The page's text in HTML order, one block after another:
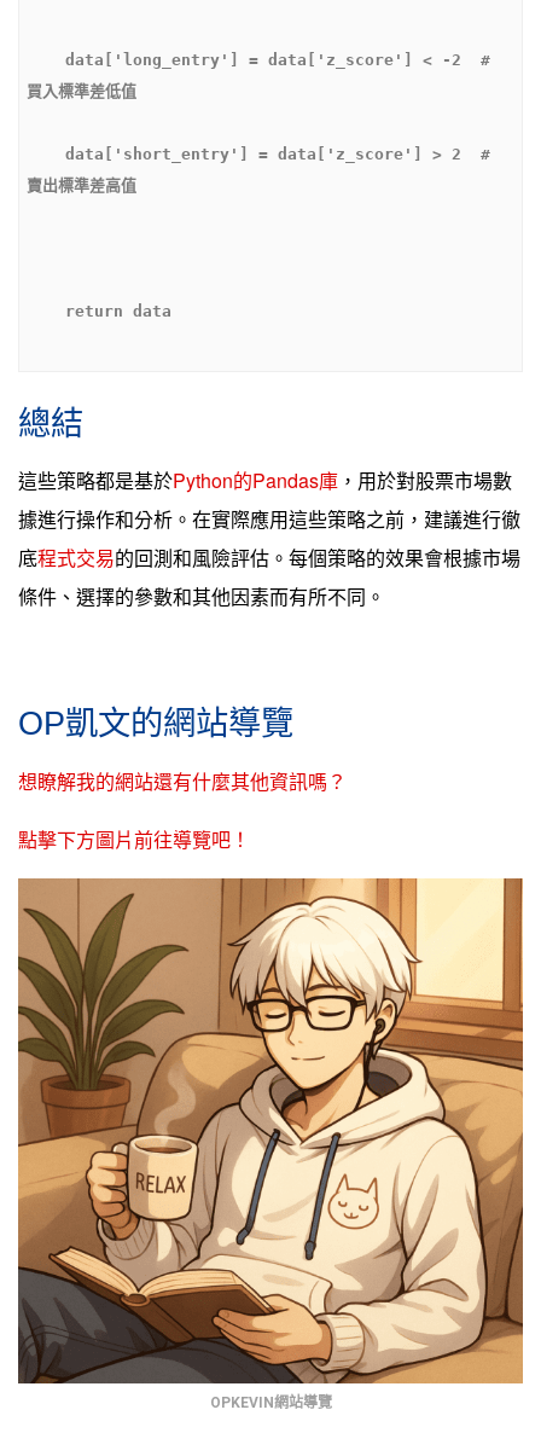
    data['long_entry'] = data['z_score'] < -2  #
    data['short_entry'] = data['z_score'] > 2  #
總結
這些策略都是基於Python的Pandas庫 ，用於對股票市場數
據進行操作和分析。在實際應用這些策略之前，建議進行徹
底程式交易的回測和風險評估。每個策略的效果會根據市場
條件、選擇的參數和其他因素而有所不同。
OP凱文的網站導覽
想瞭解我的網站還有什麼其他資訊嗎？
點擊下方圖片前往導覽吧！
OPKEVIN網站導覽